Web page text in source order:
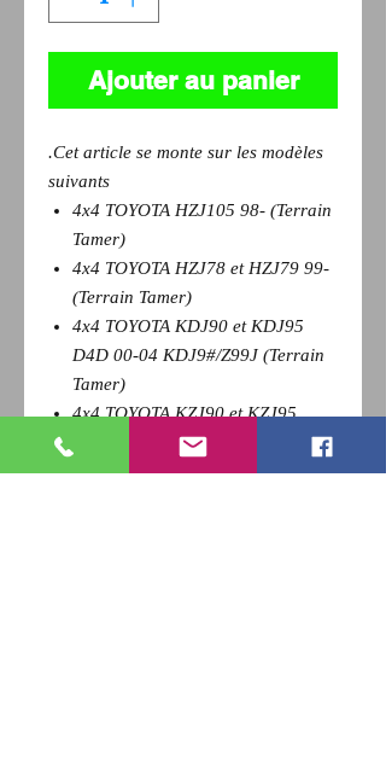
Ajouter au panier
.Cet article se monte sur les modèles
suivants
4x4 TOYOTA HZJ105 98- (Terrain
Tamer)
4x4 TOYOTA HZJ78 et HZJ79 99-
(Terrain Tamer)
4x4 TOYOTA KDJ90 et KDJ95
D4D 00-04 KDJ9#/Z99J (Terrain
Tamer)
4x4 TOYOTA KZJ90 et KZJ95
3,0TD 96-00 11#J9/#Y99J (Terrain
Tamer)